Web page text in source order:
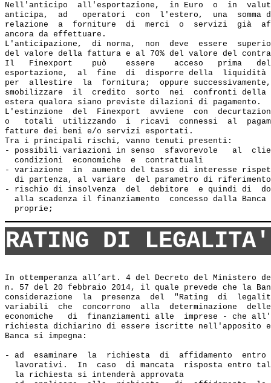
Nell'anticipo  all'esportazione,  in Euro  o  in
anticipa,  ad   operatori  con  l'estero,  una  somma
relazione  a  forniture  di  merci  o  servizi  già
ancora da effettuare.
L'anticipazione,  di norma,  non  deve  essere
del valore della fattura e al 70% del valore del
Il   Finexport    può    essere    acceso   prima
esportazione,  al  fine  di  disporre della  liquidità
per  allestire  la  fornitura;  oppure
smobilizzare  il  credito  sorto  nei  confronti della
estera qualora siano previste dilazioni di pagamento.
L'estinzione  del  Finexport  avviene  con
o   totali  utilizzando  i  ricavi  connessi  al
fatture dei beni e/o servizi esportati.
Tra i principali rischi, vanno tenuti presenti:
- possibili variazioni in senso  sfavorevole   al
  condizioni  economiche  e  contrattuali
- variazione  in  aumento del tasso di interesse
di partenza, al variare  del parametro di
- rischio di insolvenza  del  debitore  e quindi di
alla scadenza il finanziamento  concesso dalla Banca
RATING DI LEGALITA'
In ottemperanza all’art. 4 del Decreto del Ministero
n. 57 del 20 febbraio 2014, il quale prevede che la
considerazione  la  presenza  del  "Rating  di
variabili  che  concorrono  alla  determinazione
economiche   di  finanziamenti alle  imprese - che
richiesta dichiarino di essere iscritte nell'apposito
Banca si impegna:
- ad  esaminare  la  richiesta  di  affidamento
lavorativi.  In  caso  di mancata  risposta entro
  la richiesta si intenderà approvata